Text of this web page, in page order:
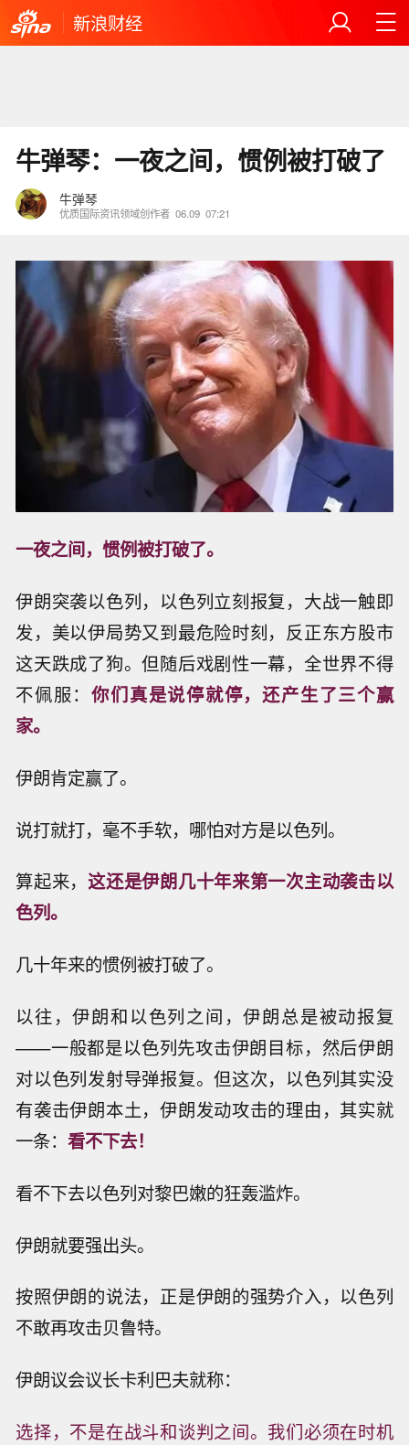
新浪财经
牛弹琴：一夜之间，惯例被打破了
牛弹琴
优质国际资讯领域创作者 06.09 07:21
一夜之间，惯例被打破了。
伊朗突袭以色列，以色列立刻报复，大战一触即
发，美以伊局势又到最危险时刻，反正东方股市
这天跌成了狗。但随后戏剧性一幕，全世界不得
不佩服：你们真是说停就停，还产生了三个赢
家。
伊朗肯定赢了。
说打就打，毫不手软，哪怕对方是以色列。
算起来，这还是伊朗几十年来第一次主动袭击以
色列。
几十年来的惯例被打破了。
以往，伊朗和以色列之间，伊朗总是被动报复
——一般都是以色列先攻击伊朗目标，然后伊朗
对以色列发射导弹报复。但这次，以色列其实没
有袭击伊朗本土，伊朗发动攻击的理由，其实就
一条：看不下去！
看不下去以色列对黎巴嫩的狂轰滥炸。
伊朗就要强出头。
按照伊朗的说法，正是伊朗的强势介入，以色列
不敢再攻击贝鲁特。
伊朗议会议长卡利巴夫就称：
选择，不是在战斗和谈判之间。我们必须在时机